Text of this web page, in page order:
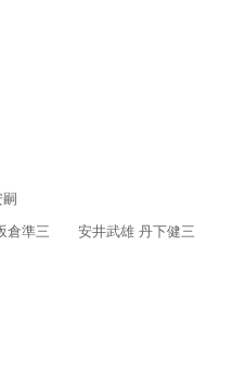
準三 安井武雄 丹下健三